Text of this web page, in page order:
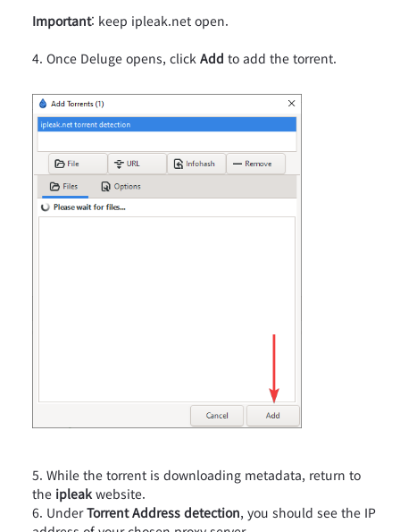
Important: keep ipleak.net open.
Once Deluge opens, click Add to add the torrent.
While the torrent is downloading metadata, return to
the ipleakwebsite.
UnderTorrent Address detection, you should see the IP